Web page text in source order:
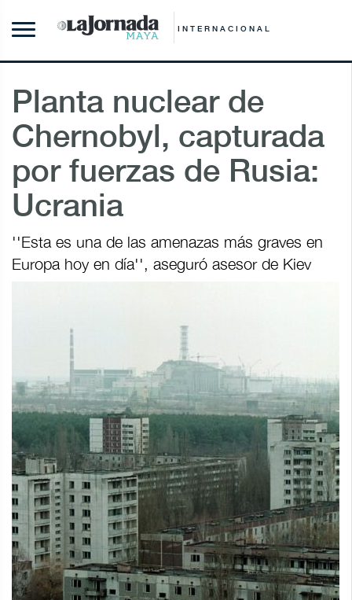
INTERNACIONAL
Planta nuclear de
Chernobyl, capturada
por fuerzas de Rusia:
Ucrania
''Esta es una de las amenazas más graves en
Europa hoy en día'', aseguró asesor de Kiev